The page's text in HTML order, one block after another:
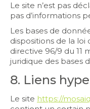
Le site n’est pas
pas d’informations
Les bases de
dispositions de la loi
directive 96/9 du 11
juridique des bases
8. Liens
Le site https://